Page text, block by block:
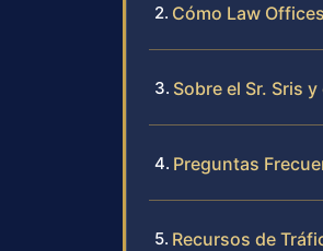
Cómo Law
Sobre el Sr. Sris
Preguntas
Recursos de